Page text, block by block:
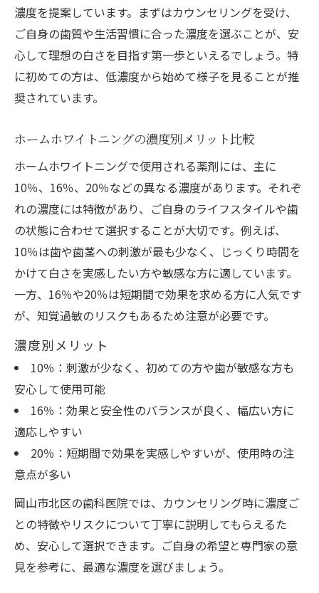
濃度を提案しています。まずはカウンセリングを受け、
ご自身の歯質や生活習慣に合った濃度を選ぶことが、安
心して理想の白さを目指す第一歩といえるでしょう。特
に初めての方は、低濃度から始めて様子を見ることが推
奨されています。
ホームホワイトニングの濃度別メリット比較
ホームホワイトニングで使用される薬剤には、主に
10％、16％、20％などの異なる濃度があります。それぞ
れの濃度には特徴があり、ご自身のライフスタイルや歯
の状態に合わせて選択することが大切です。例えば、
10％は歯や歯茎への刺激が最も少なく、じっくり時間を
かけて白さを実感したい方や敏感な方に適しています。
一方、16％や20％は短期間で効果を求める方に人気です
が、知覚過敏のリスクもあるため注意が必要です。
濃度別メリット
10％：刺激が少なく、初めての方や歯が敏感な方も
安心して使用可能
16％：効果と安全性のバランスが良く、幅広い方に
適応しやすい
20％：短期間で効果を実感しやすいが、使用時の注
意点が多い
岡山市北区の歯科医院では、カウンセリング時に濃度ご
との特徴やリスクについて丁寧に説明してもらえるた
め、安心して選択できます。ご自身の希望と専門家の意
見を参考に、最適な濃度を選びましょう。